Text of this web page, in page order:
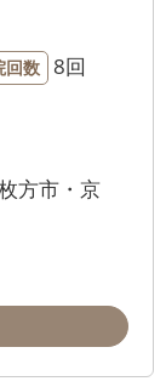
回数 8回
方市・京